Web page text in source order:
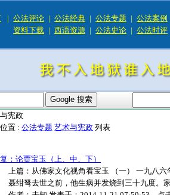
| 公法评论 | 公法经典 | 公法专题 | 公法案例
资料下载 | 西语资源 | 公法史论 | 公法时评
宪政
置 : 公法专题 艺术与宪政 列表
：论贾宝玉（上、中、下）
上篇：从佛家文化视角看宝玉 （一） 一九八
聂绀弩去世之前，他生病并发烧到三十九度。